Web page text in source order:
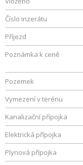
Číslo inzerátu
Příjezd
Poznámka k ceně
Pozemek
Vymezení v terénu
Kanalizační přípojka
Elektrická přípojka
Plynová přípojka